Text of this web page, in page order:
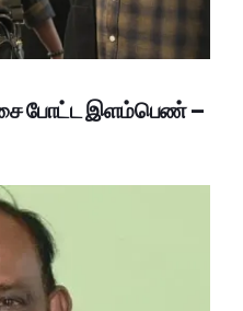
போட்ட இளம்பெண் –